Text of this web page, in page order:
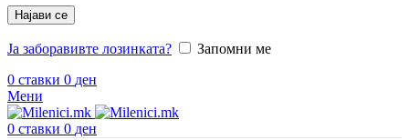
Најави се
Ја заборавивте лозинката?
Запомни ме
0 ставки 0 ден
Мени
0 ставки 0 ден